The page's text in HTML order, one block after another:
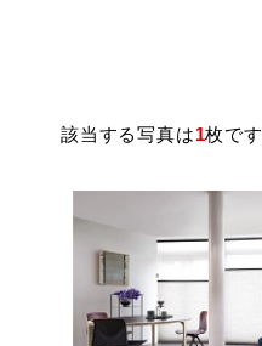
該当する写真は1枚です